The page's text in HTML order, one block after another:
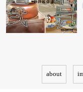
about